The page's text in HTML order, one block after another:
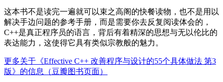
这本书不是读完一遍就可以束之高阁的快餐读物，也不是用以
解决手边问题的参考手册，而是需要你去反复阅读体会的，
C++是真正程序员的语言，背后有着精深的思想与无以伦比的
表达能力，这使得它具有类似宗教般的魅力。
更多关于《Effective C++ 改善程序与设计的55个具体做法 第3
版》的信息（豆瓣图书页面）